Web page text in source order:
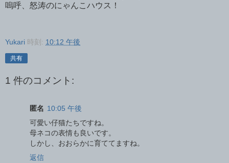
嗚呼、怒涛のにゃんこハウス！
Yukari 時刻: 10:12 午後
共有
1 件のコメント:
匿名 10:05 午後
可愛い仔猫たちですね。
母ネコの表情も良いです。
しかし、おおらかに育ててますね。
返信